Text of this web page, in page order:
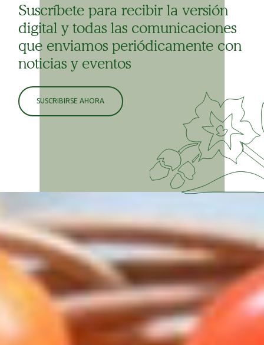
Suscríbete para recibir la versión
digital y todas las comunicaciones
que enviamos periódicamente con
noticias y eventos
SUSCRIBIRSE AHORA